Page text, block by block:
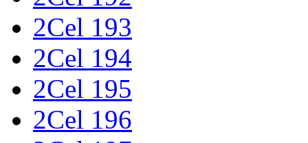
2Cel 193
2Cel 194
2Cel 195
2Cel 196